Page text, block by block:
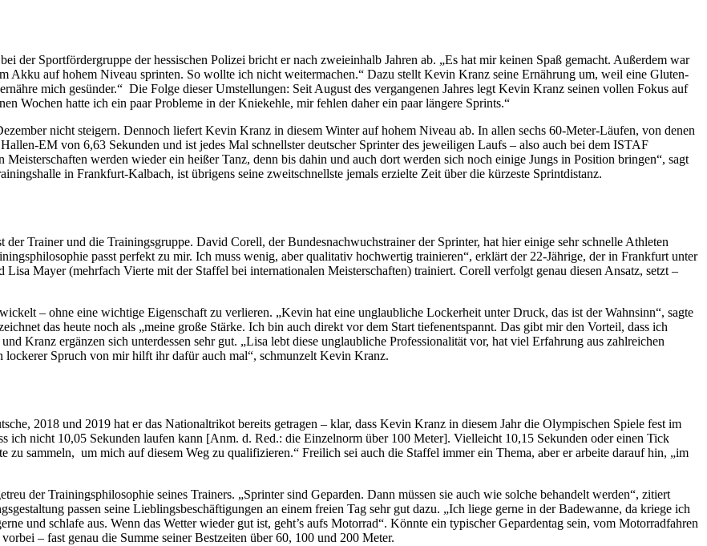
der Sportfördergruppe der hessischen Polizei bricht er nach zweieinhalb Jahren ab. „Es hat mir keinen Spaß gemacht. Außerdem war
Akku auf hohem Niveau sprinten. So wollte ich nicht weitermachen.“ Dazu stellt Kevin Kranz seine Ernährung um, weil eine Gluten-
mich gesünder.“ Die Folge dieser Umstellungen: Seit August des vergangenen Jahres legt Kevin Kranz seinen vollen Fokus auf
Wochen hatte ich ein paar Probleme in der Kniekehle, mir fehlen daher ein paar längere Sprints.“
nicht steigern. Dennoch liefert Kevin Kranz in diesem Winter auf hohem Niveau ab. In allen sechs 60-Meter-Läufen, von denen
EM von 6,63 Sekunden und ist jedes Mal schnellster deutscher Sprinter des jeweiligen Laufs – also auch bei dem ISTAF
werden wieder ein heißer Tanz, denn bis dahin und auch dort werden sich noch einige Jungs in Position bringen“, sagt
in Frankfurt-Kalbach, ist übrigens seine zweitschnellste jemals erzielte Zeit über die kürzeste Sprintdistanz.
Trainer und die Trainingsgruppe. David Corell, der Bundesnachwuchstrainer der Sprinter, hat hier einige sehr schnelle Athleten
passt perfekt zu mir. Ich muss wenig, aber qualitativ hochwertig trainieren“, erklärt der 22-Jährige, der in Frankfurt unter
Mayer (mehrfach Vierte mit der Staffel bei internationalen Meisterschaften) trainiert. Corell verfolgt genau diesen Ansatz, setzt –
– ohne eine wichtige Eigenschaft zu verlieren. „Kevin hat eine unglaubliche Lockerheit unter Druck, das ist der Wahnsinn“, sagte
das heute noch als „meine große Stärke. Ich bin auch direkt vor dem Start tiefenentspannt. Das gibt mir den Vorteil, dass ich
Kranz ergänzen sich unterdessen sehr gut. „Lisa lebt diese unglaubliche Professionalität vor, hat viel Erfahrung aus zahlreichen
Spruch von mir hilft ihr dafür auch mal“, schmunzelt Kevin Kranz.
2018 und 2019 hat er das Nationaltrikot bereits getragen – klar, dass Kevin Kranz in diesem Jahr die Olympischen Spiele fest im
ich nicht 10,05 Sekunden laufen kann [Anm. d. Red.: die Einzelnorm über 100 Meter]. Vielleicht 10,15 Sekunden oder einen Tick
zu sammeln, um mich auf diesem Weg zu qualifizieren.“ Freilich sei auch die Staffel immer ein Thema, aber er arbeite darauf hin, „im
der Trainingsphilosophie seines Trainers. „Sprinter sind Geparden. Dann müssen sie auch wie solche behandelt werden“, zitiert
passen seine Lieblingsbeschäftigungen an einem freien Tag sehr gut dazu. „Ich liege gerne in der Badewanne, da kriege ich
und schlafe aus. Wenn das Wetter wieder gut ist, geht’s aufs Motorrad“. Könnte ein typischer Gepardentag sein, vom Motorradfahren
– fast genau die Summe seiner Bestzeiten über 60, 100 und 200 Meter.